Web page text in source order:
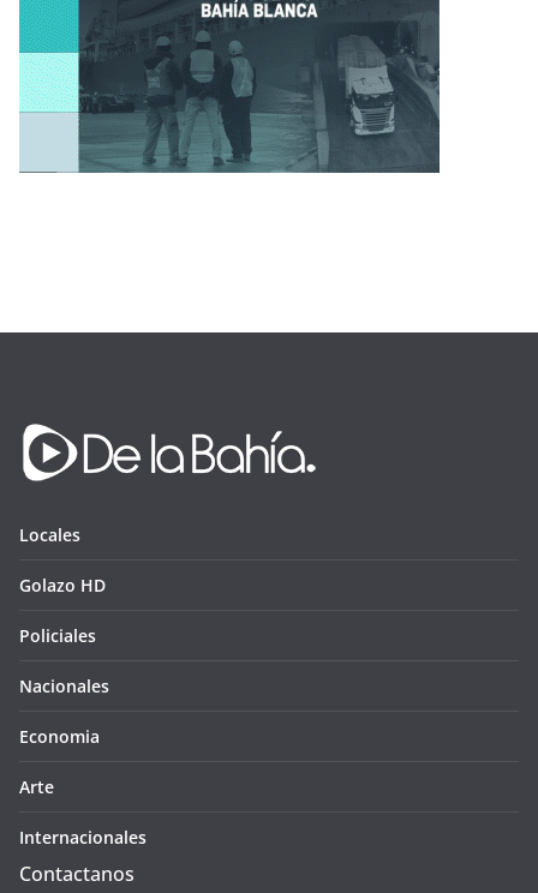
Locales
Golazo HD
Policiales
Nacionales
Economia
Arte
Internacionales
Contactanos